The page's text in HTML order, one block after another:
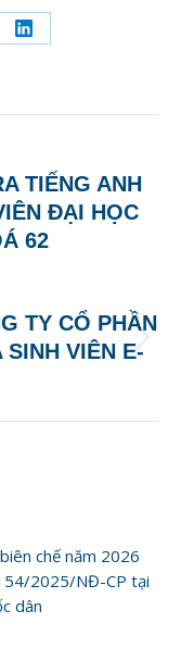
Share
TIẾNG ANH
ĐẠI HỌC
62
TY CỔ PHẦN
SINH VIÊN E-
chế năm 2026
2025/NĐ-CP tại
dân